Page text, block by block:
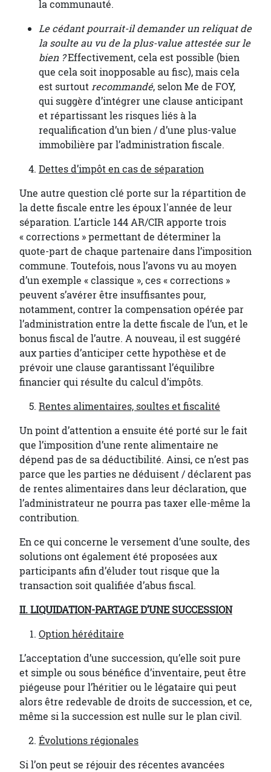
la communauté.
Le cédant pourrait-il demander un reliquat de
la soulte au vu de la plus-value attestée sur le
bien ?Effectivement, cela est possible (bien
que cela soit inopposable au fisc), mais cela
est surtoutrecommandé, selon Me de FOY,
qui suggère d’intégrer une clause anticipant
et répartissant les risques liés à la
requalification d’un bien / d’une plus-value
immobilière par l’administration fiscale.
Dettes d’impôt en cas de séparation
Une autre question clé porte sur la répartition de
la dette fiscale entre les époux l'année de leur
séparation. L’article 144 AR/CIR apporte trois
« corrections » permettant de déterminer la
quote-part de chaque partenaire dans l’imposition
commune. Toutefois, nous l’avons vu au moyen
d’un exemple « classique », ces « corrections »
peuvent s’avérer être insuffisantes pour,
notamment, contrer la compensation opérée par
l’administration entre la dette fiscale de l’un, et le
bonus fiscal de l’autre. A nouveau, il est suggéré
aux parties d’anticiper cette hypothèse et de
prévoir une clause garantissant l’équilibre
financier qui résulte du calcul d’impôts.
Rentes alimentaires, soultes et fiscalité
Un point d’attention a ensuite été porté sur le fait
que l’imposition d’une rente alimentaire ne
dépend pas de sa déductibilité. Ainsi, ce n’est pas
parce que les parties ne déduisent / déclarent pas
de rentes alimentaires dans leur déclaration, que
l’administrateur ne pourra pas taxer elle-même la
contribution.
En ce qui concerne le versement d’une soulte, des
solutions ont également été proposées aux
participants afin d’éluder tout risque que la
transaction soit qualifiée d’abus fiscal.
II. LIQUIDATION-PARTAGE D’UNE SUCCESSION
Option héréditaire
L’acceptation d’une succession, qu’elle soit pure
et simple ou sous bénéfice d’inventaire, peut être
piégeuse pour l’héritier ou le légataire qui peut
alors être redevable de droits de succession, et ce,
même si la succession est nulle sur le plan civil.
Évolutions régionales
Si l’on peut se réjouir des récentes avancées